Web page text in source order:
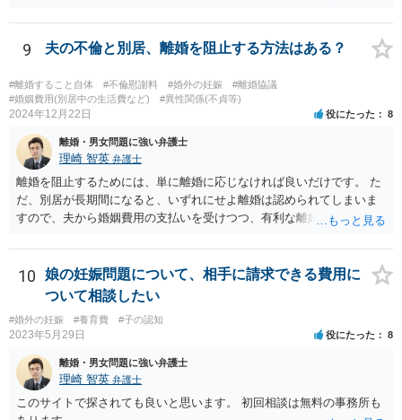
9 夫の不倫と別居、離婚を阻止する方法はある？
#離婚すること自体 #不倫慰謝料 #婚外の妊娠
#離婚協議
#婚姻費用(別居中の生活費など)
#異性関係(不貞等)
2024年12月22日 役にたった 8
離婚・男女問題に強い弁護士
理崎 智英 弁護士
離婚を阻止するためには、単に離婚に応じなければ良いだけです。 た
だ、別居が長期間になると、いずれにせよ離婚は認められてしまいま
すので、夫から婚姻費用の支払いを受けつつ、有利な離婚条件での離
10
娘の妊娠問題について、相手に請求できる費用に
ついて相談したい
#婚外の妊娠 #養育費 #子の認知
2023年5月29日 役にたった 8
離婚・男女問題に強い弁護士
理崎 智英 弁護士
このサイトで探されても良いと思います。 初回相談は無料の事務所も